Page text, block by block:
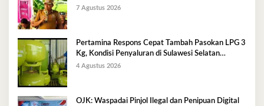
Kg
7 Agustus 2026
Pertamina Respons Cepat Tambah Pasokan LPG 3
Kg, Kondisi Penyaluran di Sulawesi Selatan
Berlangsung Kondusif
4 Agustus 2026
OJK: Waspadai Pinjol Ilegal dan Penipuan Digital